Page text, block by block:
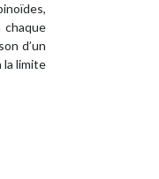
chaque
d’un
la limite